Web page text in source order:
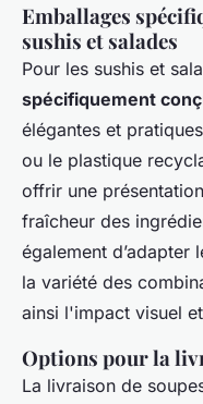
Emballages
sushis et salades
Pour les sushis et
spécifiquement
élégantes et
ou le plastique
offrir une
fraîcheur des
également d’adapter
la variété des
ainsi l'impact visuel
Options pour la
La livraison de